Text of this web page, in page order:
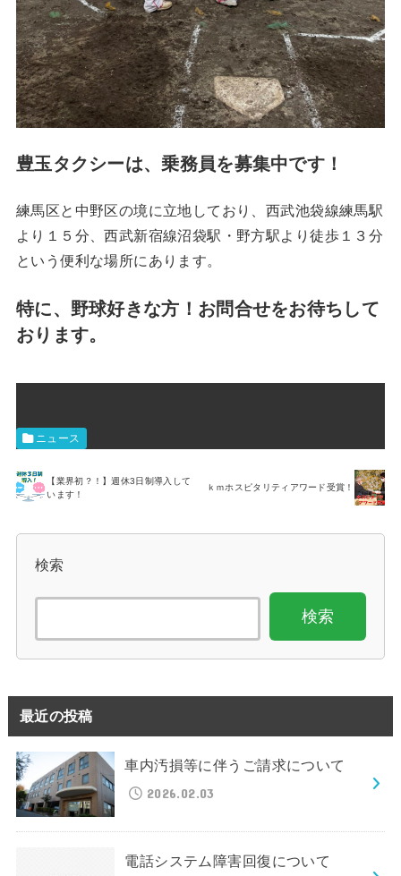
豊玉タクシーは、乗務員を募集中です！
練馬区と中野区の境に立地しており、西武池袋線練馬駅
より１５分、西武新宿線沼袋駅・野方駅より徒歩１３分
という便利な場所にあります。
特に、野球好きな方！お問合せをお待ちして
おります。
ニュース
【業界初？！】週休3日制導入して
います！
ｋｍホスピタリティアワード受賞！
検索
検索
最近の投稿
車内汚損等に伴うご請求について
2026.02.03
電話システム障害回復について